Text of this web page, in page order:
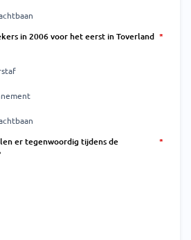
in 2006 voor het eerst in Toverland
er tegenwoordig tijdens de